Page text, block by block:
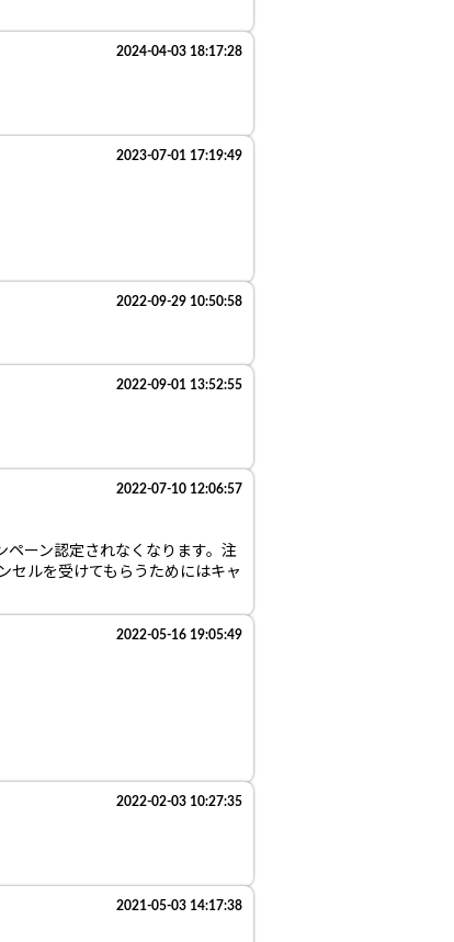
2024-04-03 18:17:28
2023-07-01 17:19:49
2022-09-29 10:50:58
2022-09-01 13:52:55
2022-07-10 12:06:57
ペーン認定されなくなります。注
セルを受けてもらうためにはキャ
2022-05-16 19:05:49
2022-02-03 10:27:35
2021-05-03 14:17:38